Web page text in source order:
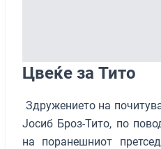
Цвеќе за Тито
Здружението на
Јосиб Броз-Тито, по
на поранешниот